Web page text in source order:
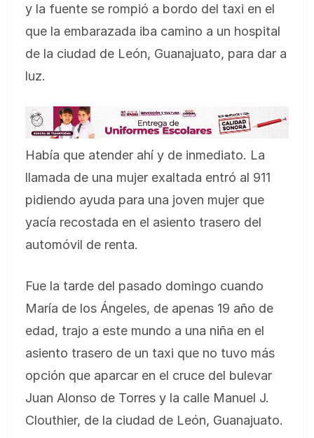
y la fuente se rompió a bordo del taxi en el
que la embarazada iba camino a un hospital
de la ciudad de León, Guanajuato, para dar a
luz.
Había que atender ahí y de inmediato. La
llamada de una mujer exaltada entró al 911
pidiendo ayuda para una joven mujer que
yacía recostada en el asiento trasero del
automóvil de renta.
Fue la tarde del pasado domingo cuando
María de los Ángeles, de apenas 19 año de
edad, trajo a este mundo a una niña en el
asiento trasero de un taxi que no tuvo más
opción que aparcar en el cruce del bulevar
Juan Alonso de Torres y la calle Manuel J.
Clouthier, de la ciudad de León, Guanajuato.